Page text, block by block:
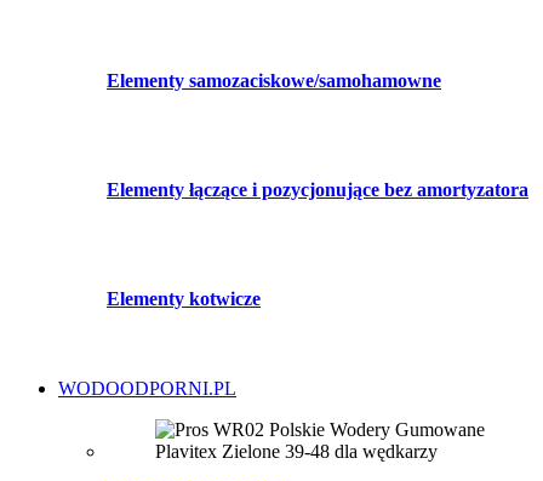
Elementy samozaciskowe/samohamowne
Elementy łączące i pozycjonujące bez amortyzatora
Elementy kotwicze
WODOODPORNI.PL